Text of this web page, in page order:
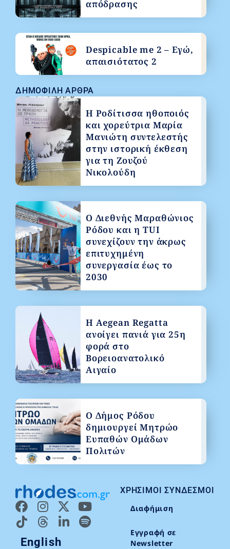
English
ΧΡΉΣΙΜΟΙ ΣΎΝΔΕΣΜΟΙ
Διαφήμιση
Εγγραφή σε
Newsletter
ΔΗΜΟΦΙΛΉ ΆΡΘΡΑ
Η Ροδίτισσα ηθοποιός
και χορεύτρια Μαρία
Μανιώτη συντελεστής
στην ιστορική έκθεση
για τη Ζουζού
Νικολούδη
Ο Διεθνής Μαραθώνιος
Ρόδου και η TUI
συνεχίζουν την άκρως
επιτυχημένη
συνεργασία έως το
2030
Η Aegean Regatta
ανοίγει πανιά για 25η
φορά στο
Βορειοανατολικό
Αιγαίο
Ο Δήμος Ρόδου
δημιουργεί Μητρώο
Ευπαθών Ομάδων
Πολιτών
απόδρασης
Despicable me 2 – Εγώ,
απαισιότατος 2